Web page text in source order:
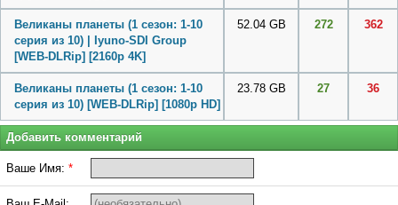
Великаны планеты (1 сезон: 1-10
серия из 10) | Iyuno-SDI Group
[WEB-DLRip] [2160p 4K]
52.04 GB 272 362
Великаны планеты (1 сезон: 1-10
серия из 10) [WEB-DLRip] [1080p HD]
23.78 GB 27 36
Добавить комментарий
Ваше Имя: *